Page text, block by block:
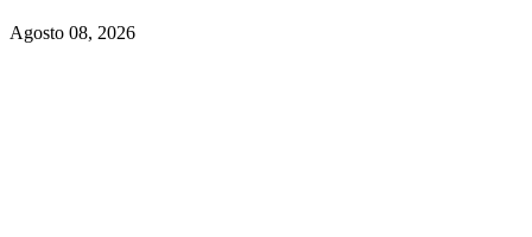
Agosto 08, 2026